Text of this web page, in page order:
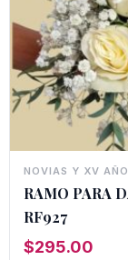
NOVIAS Y XV
RAMO PARA
RF927
$295.00